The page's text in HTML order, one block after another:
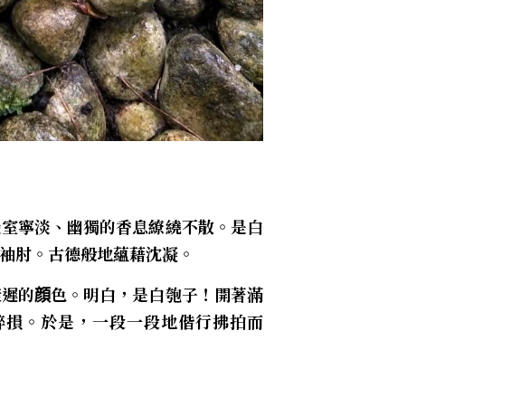
淡、幽獨的香息繚繞不散。是白
肘。古德般地蘊藉沈凝。
的顔色。明白，是白匏子！開著滿
。於是，一段一段地偕行拂拍而